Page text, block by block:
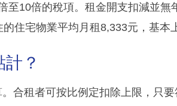
至10倍的稅項。租金開支扣減並無
住宅物業平均月租8,333元，基本
？
合租者可按比例定扣除上限，只